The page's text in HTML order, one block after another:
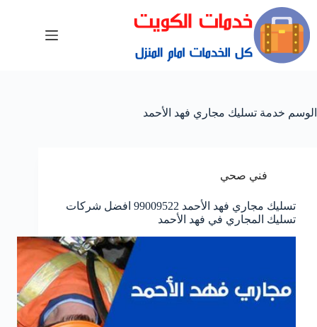
الوسم خدمة تسليك مجاري فهد الأحمد
فني صحي
تسليك مجاري فهد الأحمد 99009522 افضل شركات
تسليك المجاري في فهد الأحمد